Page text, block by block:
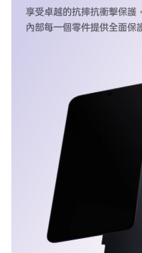
享受卓越的抗摔抗衝擊保護
內部每一個零件提供全面保